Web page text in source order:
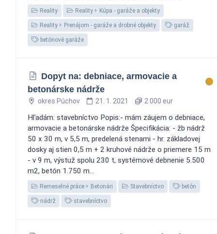
Reality Reality Kúpa - garáže a objekty
Reality Prenájom - garáže a drobné objekty garáž
betónové garáže
Dopyt na: debniace, armovacie a
betonárske nádrže
okres Púchov 21. 1. 2021 2 000 eur
Hľadám: stavebníctvo Popis:- mám záujem o debniace,
armovacie a betonárske nádrže Špecifikácia: - žb nádrž
50 x 30 m, v 5,5 m, predelená stenami - hr. základovej
dosky aj stien 0,5 m + 2 kruhové nádrže o priemere 15 m
- v 9 m, výstuž spolu 230 t, systémové debnenie 5.500
m2, betón 1.750 m...
Remeselné práce Betonári Stavebníctvo betón
nádrž stavebníctvo